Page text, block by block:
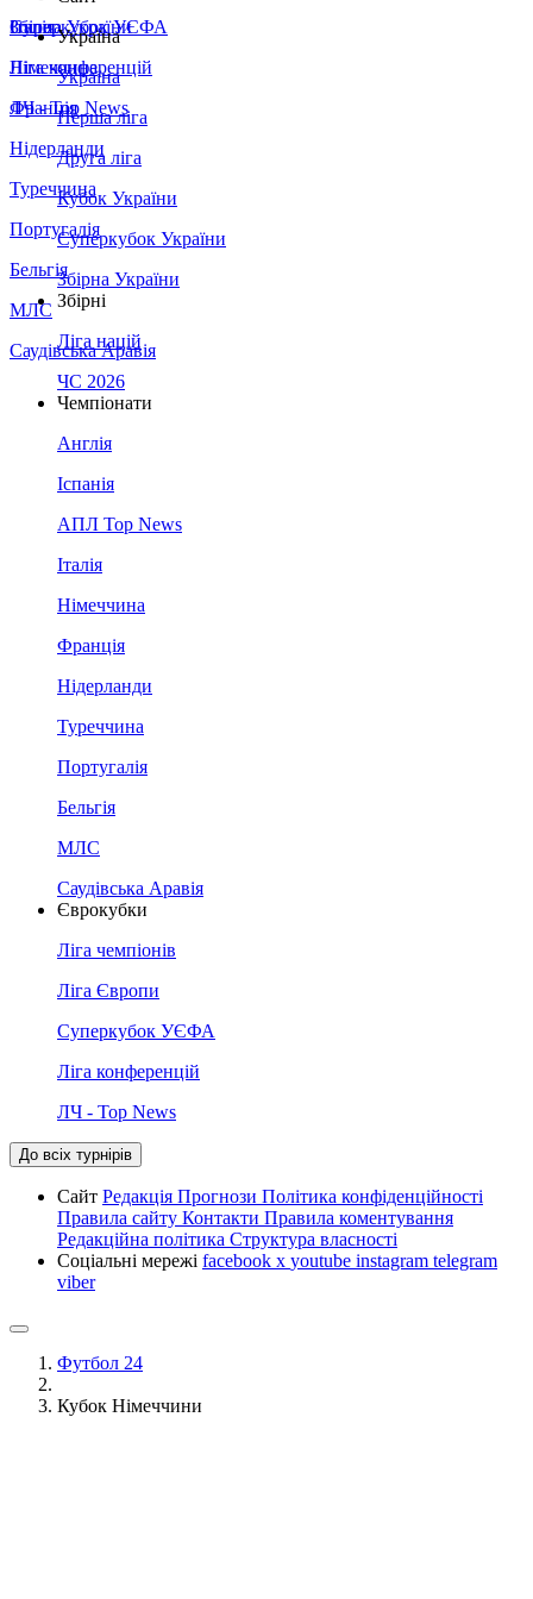
Збірна України
Італія
Німеччина
Франція
Нідерланди
Туреччина
Португалія
Бельгія
МЛС
Саудівська Аравія
Суперкубок УЄФА
Ліга конференцій
ЛЧ - Top News
Україна
Україна
Перша ліга
Друга ліга
Кубок України
Суперкубок України
Збірна України
Збірні
Ліга націй
ЧС 2026
Чемпіонати
Англія
Іспанія
АПЛ Top News
Італія
Німеччина
Франція
Нідерланди
Туреччина
Португалія
Бельгія
МЛС
Саудівська Аравія
Єврокубки
Ліга чемпіонів
Ліга Європи
Суперкубок УЄФА
Ліга конференцій
ЛЧ - Top News
До всіх турнірів
Сайт Редакція Прогнози Політика конфіденційності
Правила сайту Контакти Правила коментування
Редакційна політика Структура власності
Соціальні мережі facebook x youtube instagram telegram
viber
Футбол 24
Кубок Німеччини